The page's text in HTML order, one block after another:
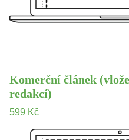
Komerční článek
redakcí)
599 Kč